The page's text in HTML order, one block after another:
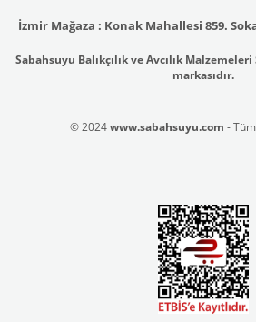
İzmir Mağaza : Konak Mahallesi 859.
Sabahsuyu Balıkçılık ve Avcılık
markasıdır.
© 2024www.sabahsuyu.com -